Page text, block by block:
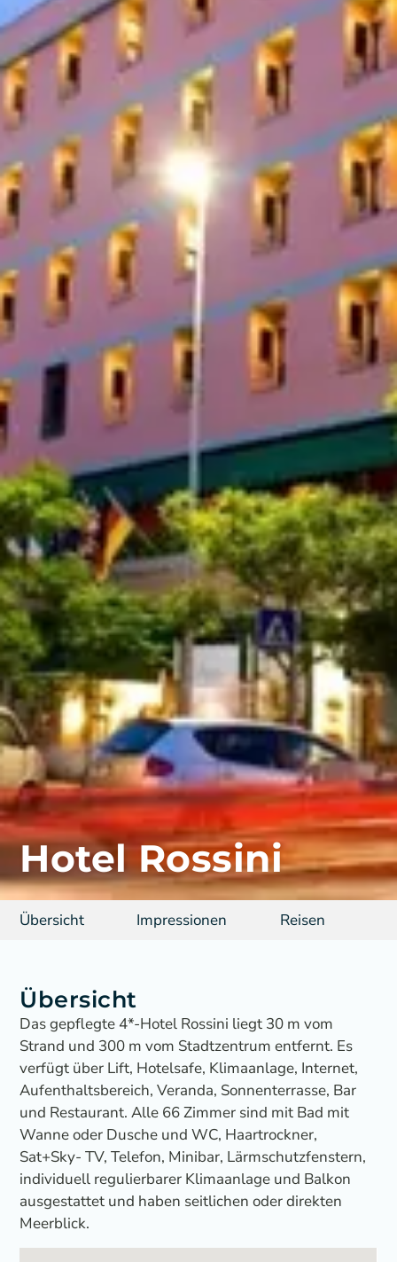
Hotel Rossini
Übersicht Impressionen Reisen
Übersicht
Das gepflegte 4*-Hotel Rossini liegt 30 m vom
Strand und 300 m vom Stadtzentrum entfernt. Es
verfügt über Lift, Hotelsafe, Klimaanlage, Internet,
Aufenthaltsbereich, Veranda, Sonnenterrasse, Bar
und Restaurant. Alle 66 Zimmer sind mit Bad mit
Wanne oder Dusche und WC, Haartrockner,
Sat+Sky- TV, Telefon, Minibar, Lärmschutzfenstern,
individuell regulierbarer Klimaanlage und Balkon
ausgestattet und haben seitlichen oder direkten
Meerblick.